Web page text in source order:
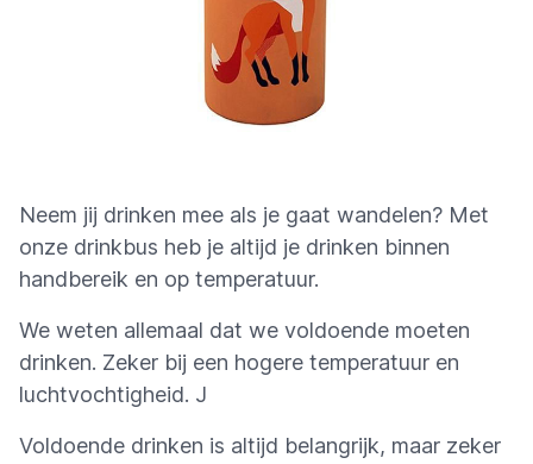
Neem jij drinken mee als je gaat wandelen? Met
onze drinkbus heb je altijd je drinken binnen
handbereik en op temperatuur.
We weten allemaal dat we voldoende moeten
drinken. Zeker bij een hogere temperatuur en
luchtvochtigheid. J
Voldoende drinken is altijd belangrijk, maar zeker